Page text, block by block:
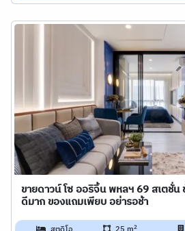
ขายดาวน์ โซ ออริจิ้น พหลฯ 69 สเตชั่น
ดีมาก ของแถมเพียบ อย่ารอช้า
2